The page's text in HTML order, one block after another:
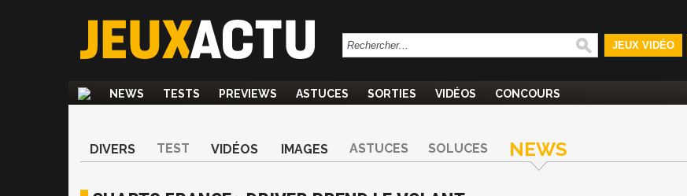
JEUX VIDÉO
NEWS TESTS PREVIEWS ASTUCES SORTIES VIDÉOS CONCOURS
DIVERS TEST VIDÉOS IMAGES ASTUCES SOLUCES NEWS